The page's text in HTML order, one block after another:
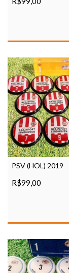
PSV (HOL) 2019
R$99,00